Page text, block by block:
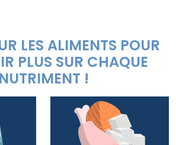
LES ALIMENTS POUR
PLUS SUR CHAQUE
NUTRIMENT !